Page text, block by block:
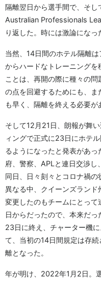
隔離翌日から選手間で、そ
Australian Professionals
り返した。時には激論になっ
当然、14日間のホテル隔離
からハードなトレーニング
ことは、再開の際に種々の
の点を回避するためにも、ま
も早く、隔離を終える必要が
そして12月21日、朗報が舞
ィングで正式に23日にホテ
るようになったと発表があ
府、警察、APLと連日交渉し
同日、日々刻々とコロナ禍
異なる中、クイーンズラン
変更したのもチームにとっ
日からだったので、本来だっ
23日に終え、チャーター機
て、当初の14日間規定は存
離となった。
年が明け、2022年1月2日。